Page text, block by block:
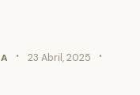
· 23 Abril, 2025 ·